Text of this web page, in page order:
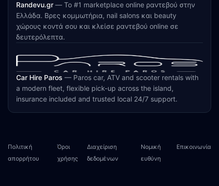
Randevu.gr — Το #1 marketplace online ραντεβού στην
Ελλάδα. Βρες κομμωτήρια, nail salons και beauty
χώρους κοντά σου και κλείσε ραντεβού online σε
δευτερόλεπτα.
Car Hire Paros — Paros car, ATV and scooter rentals with
a modern fleet, flexible pick-up across the island,
insurance included and trusted local 24/7 support.
Πολιτική
απορρήτου
Όροι
χρήσης
Διαχείριση
δεδομένων
Νομική
ευθύνη
Επικοινωνία